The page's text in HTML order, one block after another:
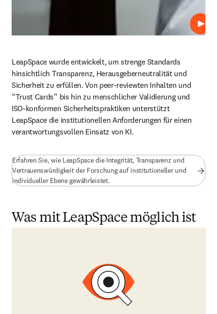
LeapSpace wurde entwickelt, um strenge Standards
hinsichtlich Transparenz, Herausgeberneutralität und
Sicherheit zu erfüllen. Von peer-reviewten Inhalten und
“Trust Cards” bis hin zu menschlicher Validierung und
ISO-konformen Sicherheitspraktiken unterstützt
LeapSpace die institutionellen Anforderungen für einen
verantwortungsvollen Einsatz von KI.
Erfahren Sie, wie LeapSpace die Integrität, Transparenz und
Vertrauenswürdigkeit der Forschung auf institutioneller und
individueller Ebene gewährleistet.
Was mit LeapSpace möglich ist